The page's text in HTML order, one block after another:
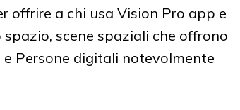
offrire a chi usa Vision Pro app e
scene spaziali che offrono
Persone digitali notevolmente